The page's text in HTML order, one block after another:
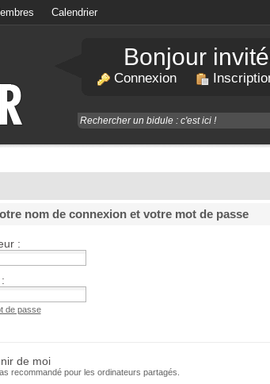
Calendrier
Bonjour
Connexion
nom de connexion et votre mot de passe
:
de passe
de moi
recommandé pour les ordinateurs partagés.